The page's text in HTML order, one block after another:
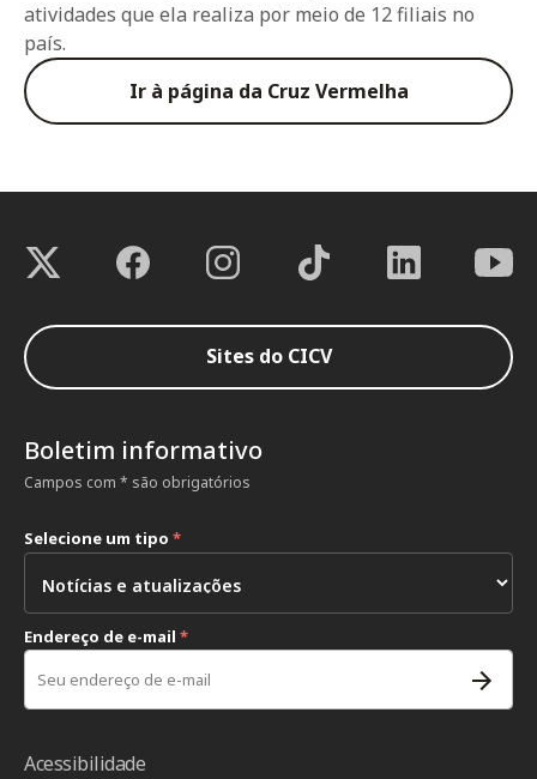
atividades que ela realiza por meio de 12 filiais no
país.
Ir à página da Cruz Vermelha
Sites do CICV
Boletim informativo
Campos com * são obrigatórios
Selecione um tipo *
Endereço de e-mail *
Acessibilidade